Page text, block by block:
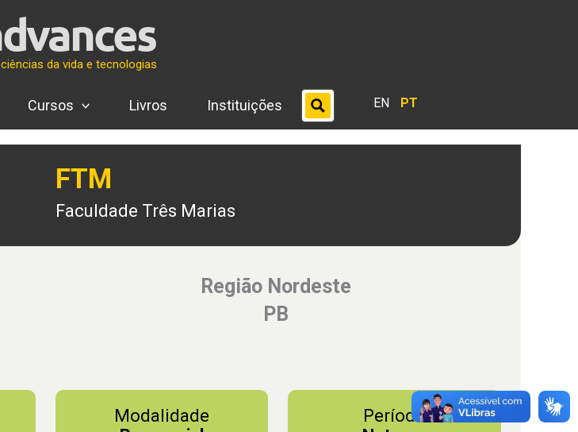
ciências da vida e tecnologias
Cursos Livros Instituições EN PT
FTM
Faculdade Três Marias
Região Nordeste
PB
Modalidade
Período